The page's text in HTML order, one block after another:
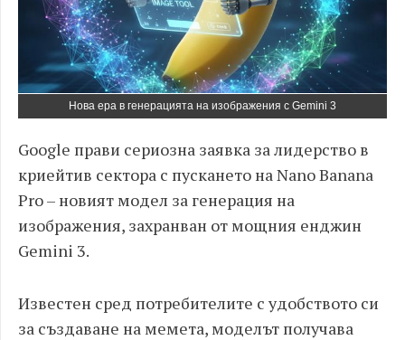
Нова ера в генерацията на изображения с Gemini 3
Google прави сериозна заявка за лидерство в
криейтив сектора с пускането на Nano Banana
Pro – новият модел за генерация на
изображения, захранван от мощния енджин
Gemini 3.
Известен сред потребителите с удобството си
за създаване на мемета, моделът получава